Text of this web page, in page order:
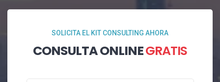
SOLICITA EL KIT CONSULTING AHORA
CONSULTA ONLINEGRATIS